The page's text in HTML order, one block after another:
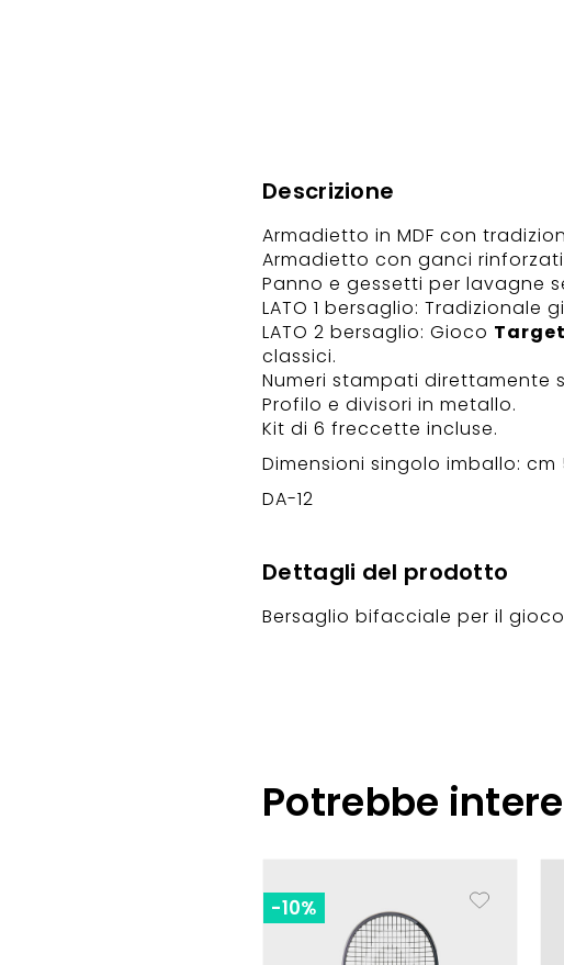
Descrizione
Armadietto in MDF con
Armadietto con ganci
Panno e gessetti per lavagne
LATO 1 bersaglio:
LATO 2 bersaglio: Gioco
classici.
Numeri stampati direttamente
Profilo e divisori in metallo.
Kit di 6 freccette incluse.
Dimensioni singolo imballo: cm
DA-12
Dettagli del prodotto
Bersaglio bifacciale per il
Potrebbe
-10%